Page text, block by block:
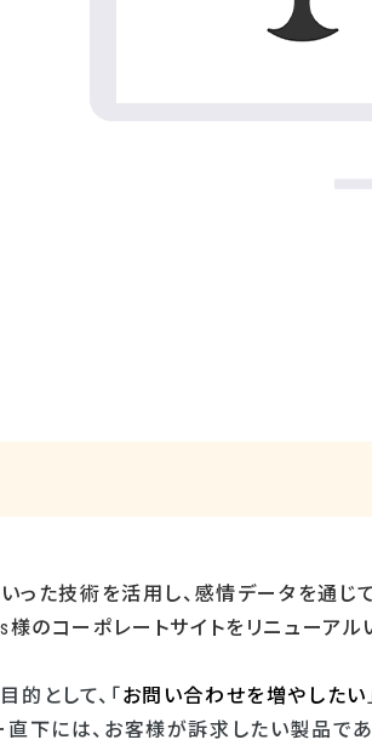
いった技術を活用し、感情データを通
様のコーポレートサイトをリニューアル
として、「お問い合わせを増やしたい
直下には、お客様が訴求したい製品で